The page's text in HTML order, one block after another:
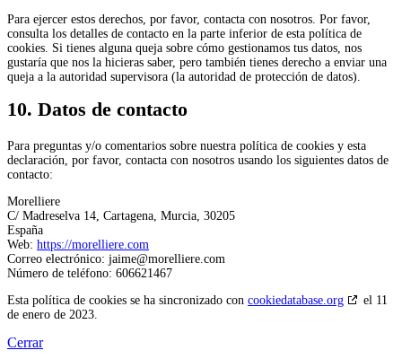
Para ejercer estos derechos, por favor, contacta con nosotros. Por favor,
consulta los detalles de contacto en la parte inferior de esta política de
cookies. Si tienes alguna queja sobre cómo gestionamos tus datos, nos
gustaría que nos la hicieras saber, pero también tienes derecho a enviar una
queja a la autoridad supervisora (la autoridad de protección de datos).
10. Datos de contacto
Para preguntas y/o comentarios sobre nuestra política de cookies y esta
declaración, por favor, contacta con nosotros usando los siguientes datos de
contacto:
Morelliere
C/ Madreselva 14, Cartagena, Murcia, 30205
España
Web: https://morelliere.com
Correo electrónico: jaime@morelliere.com
Número de teléfono: 606621467
Esta política de cookies se ha sincronizado con cookiedatabase.org
el 11
de enero de 2023.
Cerrar